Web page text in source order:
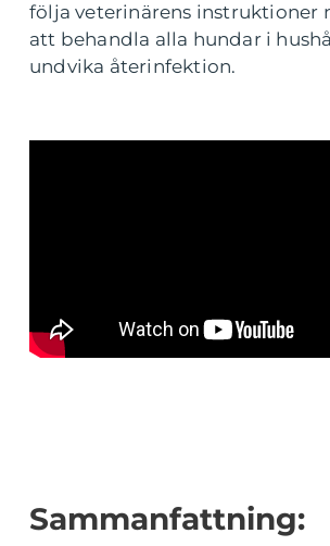
följa veterinärens instruktioner
att behandla alla hundar i
undvika återinfektion.
Sammanfattning: